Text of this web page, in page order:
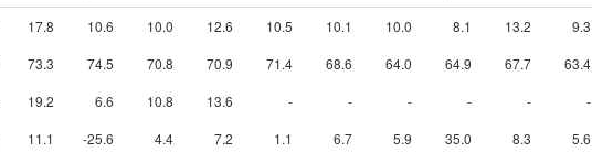
17.8 10.6 10.0 12.6 10.5 10.1 10.0 8.1 13.2 9.3
73.3 74.5 70.8 70.9 71.4 68.6 64.0 64.9 67.7 63.4
19.2 6.6 10.8 13.6 - - - - - -
11.1 -25.6 4.4 7.2 1.1 6.7 5.9 35.0 8.3 5.6